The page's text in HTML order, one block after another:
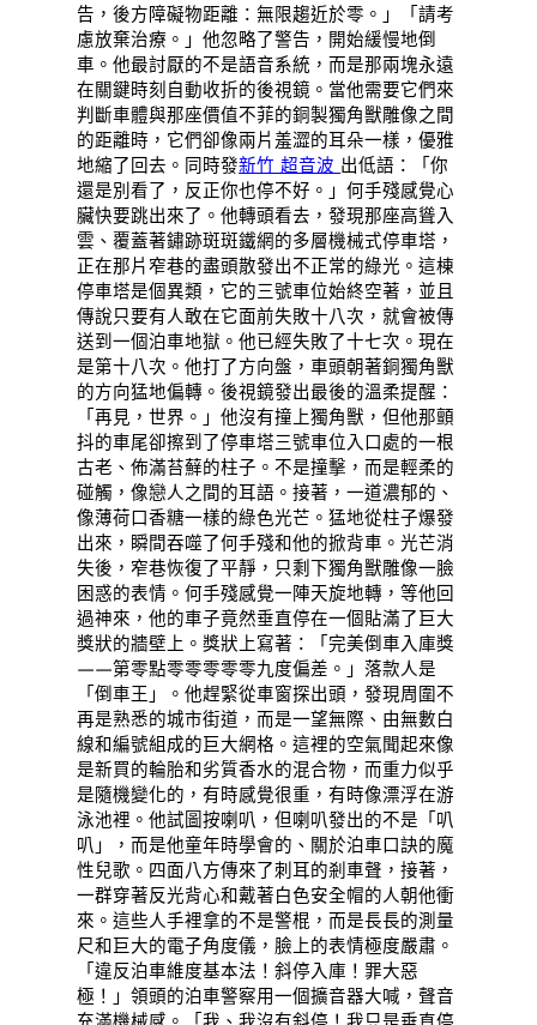
告，後方障礙物距離：無限趨近於零。」「請考
慮放棄治療。」他忽略了警告，開始緩慢地倒
車。他最討厭的不是語音系統，而是那兩塊永遠
在關鍵時刻自動收折的後視鏡。當他需要它們來
判斷車體與那座價值不菲的銅製獨角獸雕像之間
的距離時，它們卻像兩片羞澀的耳朵一樣，優雅
地縮了回去。同時發新竹 超音波 出低語：「你
還是別看了，反正你也停不好。」何手殘感覺心
臟快要跳出來了。他轉頭看去，發現那座高聳入
雲、覆蓋著鏽跡斑斑鐵網的多層機械式停車塔，
正在那片窄巷的盡頭散發出不正常的綠光。這棟
停車塔是個異類，它的三號車位始終空著，並且
傳說只要有人敢在它面前失敗十八次，就會被傳
送到一個泊車地獄。他已經失敗了十七次。現在
是第十八次。他打了方向盤，車頭朝著銅獨角獸
的方向猛地偏轉。後視鏡發出最後的溫柔提醒：
「再見，世界。」他沒有撞上獨角獸，但他那顫
抖的車尾卻擦到了停車塔三號車位入口處的一根
古老、佈滿苔蘚的柱子。不是撞擊，而是輕柔的
碰觸，像戀人之間的耳語。接著，一道濃郁的、
像薄荷口香糖一樣的綠色光芒。猛地從柱子爆發
出來，瞬間吞噬了何手殘和他的掀背車。光芒消
失後，窄巷恢復了平靜，只剩下獨角獸雕像一臉
困惑的表情。何手殘感覺一陣天旋地轉，等他回
過神來，他的車子竟然垂直停在一個貼滿了巨大
獎狀的牆壁上。獎狀上寫著：「完美倒車入庫獎
——第零點零零零零零九度偏差。」落款人是
「倒車王」。他趕緊從車窗探出頭，發現周圍不
再是熟悉的城市街道，而是一望無際、由無數白
線和編號組成的巨大網格。這裡的空氣聞起來像
是新買的輪胎和劣質香水的混合物，而重力似乎
是隨機變化的，有時感覺很重，有時像漂浮在游
泳池裡。他試圖按喇叭，但喇叭發出的不是「叭
叭」，而是他童年時學會的、關於泊車口訣的魔
性兒歌。四面八方傳來了刺耳的剎車聲，接著，
一群穿著反光背心和戴著白色安全帽的人朝他衝
來。這些人手裡拿的不是警棍，而是長長的測量
尺和巨大的電子角度儀，臉上的表情極度嚴肅。
「違反泊車維度基本法！斜停入庫！罪大惡
極！」領頭的泊車警察用一個擴音器大喊，聲音